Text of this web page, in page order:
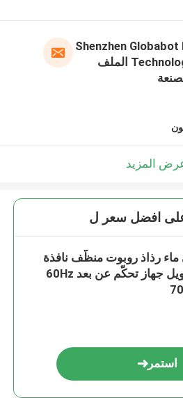
Shenzhen
Technology Co.,Ltd الملف
المزيد
افضل سعر ل
ماء رذاذ روبوت منظّف نافذة
مانويل جهاز تحكّم عن بعد 60Hz
استمر